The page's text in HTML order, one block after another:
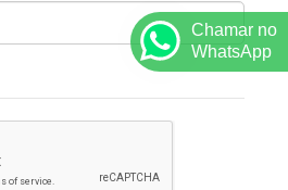
Chamar no
WhatsApp